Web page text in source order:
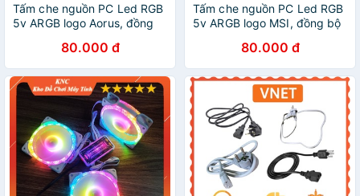
Tấm che nguồn PC Led RGB
5v ARGB logo Aorus, đồng
mạch điện vô cực
80.000 đ
Tấm che nguồn PC Led RGB
5v ARGB logo MSI, đồng bộ
mạch điện vô cực
80.000 đ